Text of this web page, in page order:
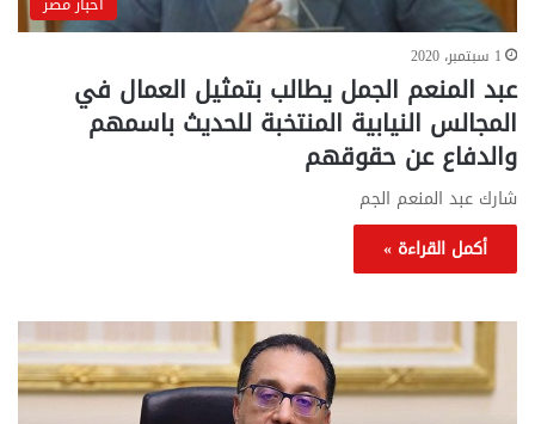
1 سبتمبر، 2020
عبد المنعم الجمل يطالب بتمثيل العمال في
المجالس النيابية المنتخبة للحديث باسمهم
والدفاع عن حقوقهم
شارك عبد المنعم الجم
أكمل القراءة »
تحركات
حكومية
لحسم
قانون
..